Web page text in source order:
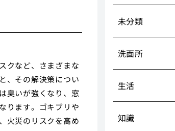
クなど、さまざまな
、その解決策につい
臭いが強くなり、窓
ります。ゴキブリや
火災のリスクを高め
未分類
洗面所
生活
知識